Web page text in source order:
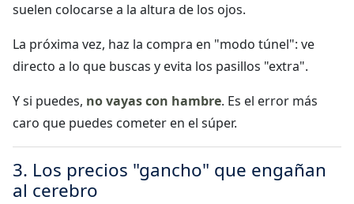
suelen colocarse a la altura de los ojos.
La próxima vez, haz la compra en "modo túnel": ve
directo a lo que buscas y evita los pasillos "extra".
Y si puedes, no vayas con hambre. Es el error más
caro que puedes cometer en el súper.
3. Los precios "gancho" que engañan
al cerebro